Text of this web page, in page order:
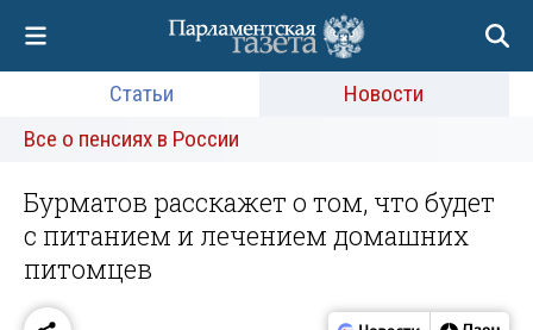
Статьи
Новости
Все о пенсиях в России
Бурматов расскажет о том, что будет
с питанием и лечением домашних
питомцев